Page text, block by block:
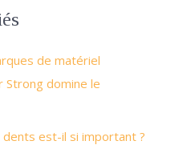
de matériel
Strong domine le
dents est-il si important ?